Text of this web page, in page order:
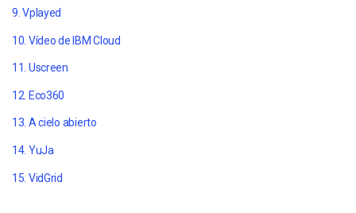
9. Vplayed
10. Vídeo de IBM Cloud
11. Uscreen
12. Eco360
13. A cielo abierto
14. YuJa
15. VidGrid